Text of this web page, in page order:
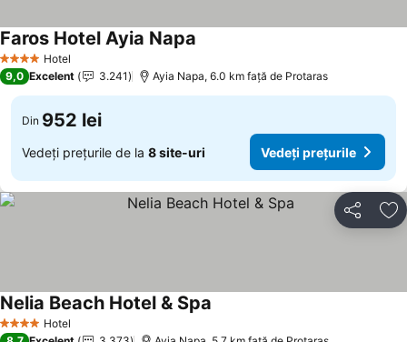
4 Stele Hotel
Faros Hotel Ayia Napa
9,0 Excelent 3.241 Ayia Napa, 6.0 km faţă de Protaras
Din 952 lei
Vedeți prețurile de la 8 site-uri Vedeți prețurile
Distribuiți
4 Stele Hotel
Nelia Beach Hotel & Spa